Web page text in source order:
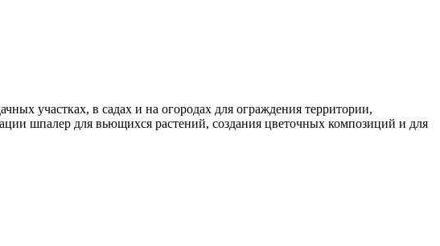
участках, в садах и на огородах для ограждения территории,
шпалер для вьющихся растений, создания цветочных композиций и для